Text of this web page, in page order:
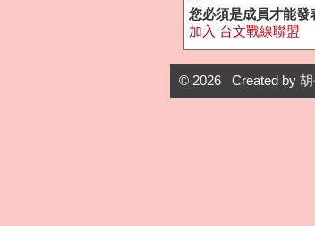
您必須是成員才能發
加入 台文戰線聯盟
© 2026 Created by